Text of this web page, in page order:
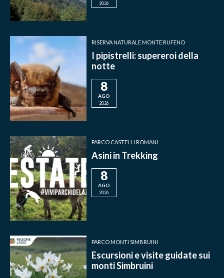
2026
RISERVA NATURALE MONTE RUFENO
I pipistrelli: supereroi della
notte
8
AGO
2026
PARCO CASTELLI ROMANI
Asini in Trekking
8
AGO
2026
PARCO MONTI SIMBRUINI
Escursioni e visite guidate sui
monti Simbruini